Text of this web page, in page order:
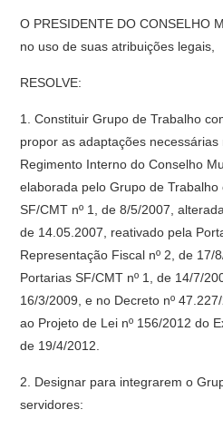
O PRESIDENTE DO CONSELHO
no uso de suas atribuições legais,
RESOLVE:
1. Constituir Grupo de Trabalho
propor as adaptações
Regimento Interno do Conselho
elaborada pelo Grupo de
SF/CMT nº 1, de 8/5/2007,
de 14.05.2007, reativado pela
Representação Fiscal nº 2, de 17/
Portarias SF/CMT nº 1, de 14/7/
16/3/2009, e no Decreto nº
ao Projeto de Lei nº 156/2012 do
de 19/4/2012.
2. Designar para integrarem o
servidores: